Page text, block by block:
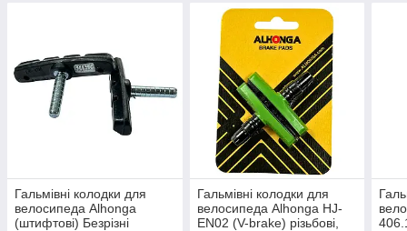
Гальмівні колодки для
велосипеда Alhonga
(штифтові) Безрізні
Гальмівні колодки для
велосипеда Alhonga HJ-
EN02 (V-brake) різьбові,